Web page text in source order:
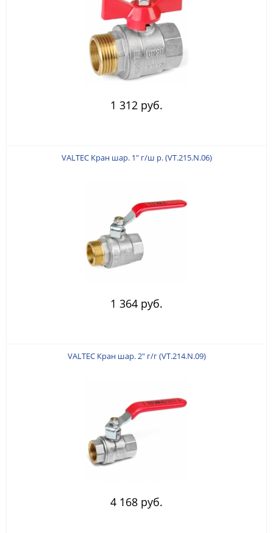
1 312 руб.
VALTEC Кран шар. 1" г/ш р. (VT.215.N.06)
1 364 руб.
VALTEC Кран шар. 2" г/г (VT.214.N.09)
4 168 руб.